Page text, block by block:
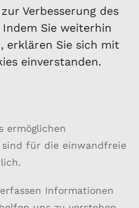
Verbesserung des
Sie weiterhin
erklären Sie sich mit
einverstanden.
ermöglichen
sind für die einwandfreie
Informationen